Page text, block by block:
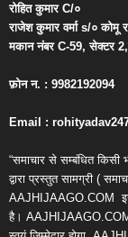
रोहित कुमारC/०
राजेश कुमार वर्माs/० कोमू
मकान नंबरC-59,सेक्टर2,
फ़ोन न. : 9982192094
Email :
“समाचार से सम्बंधित
द्वारा प्रस्तुत सामग्री (
AAJHIJAAGO.COM
है।